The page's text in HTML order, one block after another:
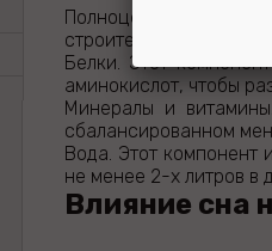
Полноценный рацион
строительным
Белки. Этот
аминокислот, чтобы
Минералы и
сбалансированном
Вода. Этот компонент
не менее 2-х литров в
Влияние сна